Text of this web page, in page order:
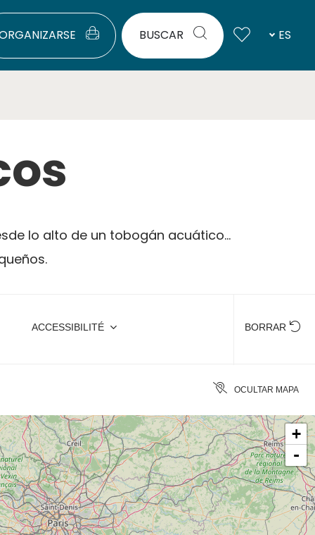
BUSCAR ES
lo alto de un tobogán acuático...
ACCESSIBILITÉ BORRAR
OCULTAR MAPA
+
-